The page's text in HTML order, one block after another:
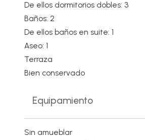
De ellos dormitorios dobles: 3
Baños: 2
De ellos baños en suite: 1
Aseo: 1
Terraza
Bien conservado
Equipamiento
Sin amueblar